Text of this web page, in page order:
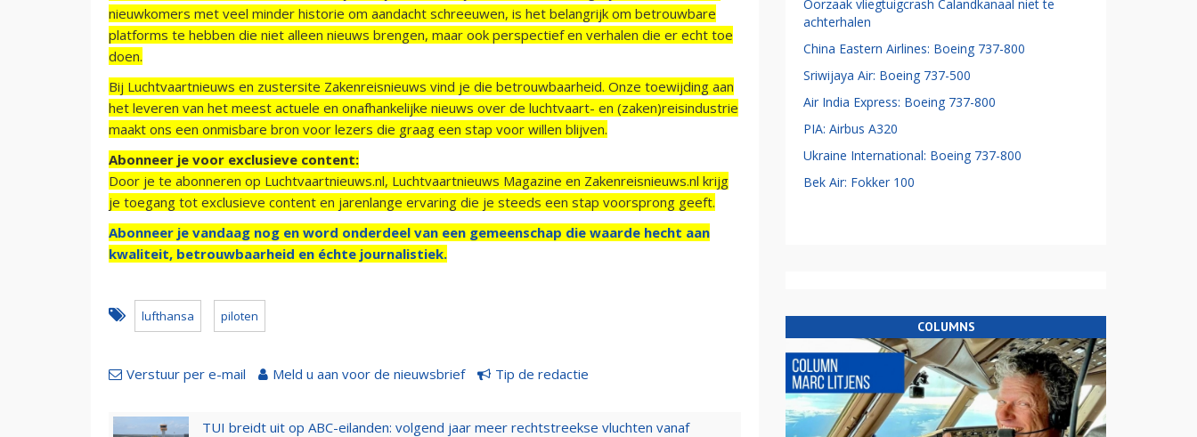
nieuwkomers met veel minder historie om aandacht schreeuwen, is het belangrijk om betrouwbare
platforms te hebben die niet alleen nieuws brengen, maar ook perspectief en verhalen die er echt toe
doen.
Bij Luchtvaartnieuws en zustersite Zakenreisnieuws vind je die betrouwbaarheid. Onze toewijding aan
het leveren van het meest actuele en onafhankelijke nieuws over de luchtvaart- en (zaken)reisindustrie
maakt ons een onmisbare bron voor lezers die graag een stap voor willen blijven.
Abonneer je voor exclusieve content:
Door je te abonneren op Luchtvaartnieuws.nl, Luchtvaartnieuws Magazine en Zakenreisnieuws.nl krijg
je toegang tot exclusieve content en jarenlange ervaring die je steeds een stap voorsprong geeft.
Abonneer je vandaag nog en word onderdeel van een gemeenschap die waarde hecht aan
kwaliteit, betrouwbaarheid en échte journalistiek.
lufthansa piloten
Verstuur per e-mail Meld u aan voor de nieuwsbrief Tip de redactie
TUI breidt uit op ABC-eilanden: volgend jaar meer rechtstreekse vluchten vanaf
Oorzaak vliegtuigcrash Calandkanaal niet te
achterhalen
China Eastern Airlines: Boeing 737-800
Sriwijaya Air: Boeing 737-500
Air India Express: Boeing 737-800
PIA: Airbus A320
Ukraine International: Boeing 737-800
Bek Air: Fokker 100
COLUMNS